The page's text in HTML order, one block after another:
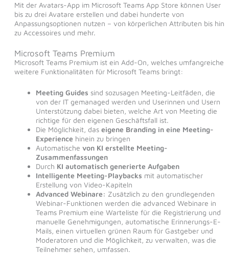
Mit der Avatars-App im Microsoft Teams App Store können User
bis zu drei Avatare erstellen und dabei hunderte von
Anpassungsoptionen nutzen – von körperlichen Attributen bis hin
zu Accessoires und mehr.
Microsoft Teams Premium
Microsoft Teams Premium ist ein Add-On, welches umfangreiche
weitere Funktionalitäten für Microsoft Teams bringt:
Meeting Guides sind sozusagen Meeting-Leitfäden, die
von der IT gemanaged werden und Userinnen und Usern
Unterstützung dabei bieten, welche Art von Meeting die
richtige für den eigenen Geschäftsfall ist.
Die Möglichkeit, das eigene Branding in eine Meeting-
Experience hinein zu bringen
Automatische von KI erstellte Meeting-
Zusammenfassungen
Durch KI automatisch generierte Aufgaben
Intelligente Meeting-Playbacks mit automatischer
Erstellung von Video-Kapiteln
Advanced Webinare: Zusätzlich zu den grundlegenden
Webinar-Funktionen werden die advanced Webinare in
Teams Premium eine Warteliste für die Registrierung und
manuelle Genehmigungen, automatische Erinnerungs-E-
Mails, einen virtuellen grünen Raum für Gastgeber und
Moderatoren und die Möglichkeit, zu verwalten, was die
Teilnehmer sehen, umfassen.